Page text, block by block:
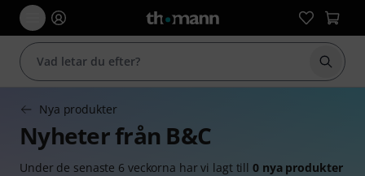
Börja
Nya produkter
Nyheter från B&C
Under de senaste 6 veckorna har vi lagt till0 nya produkter